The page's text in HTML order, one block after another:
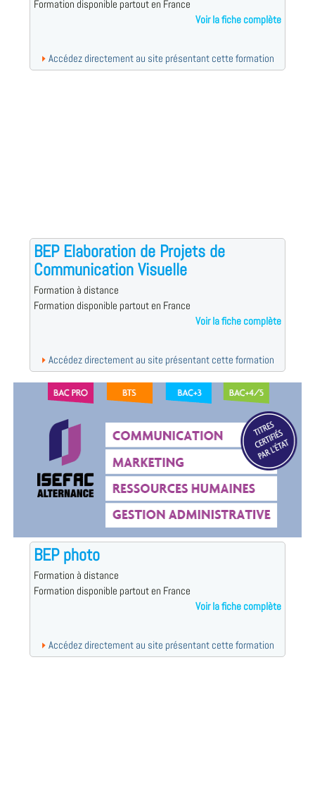
Formation disponible partout en France
Voir la fiche complète
Accédez directement au site présentant cette formation
BEP Elaboration de Projets de
Communication Visuelle
Formation à distance
Formation disponible partout en France
Voir la fiche complète
Accédez directement au site présentant cette formation
BEP photo
Formation à distance
Formation disponible partout en France
Voir la fiche complète
Accédez directement au site présentant cette formation